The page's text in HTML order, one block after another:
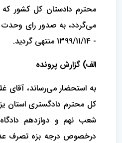
محترم دادستان ‌کل‌ کشور
- 1399/11/14 منتهی گردید.
الف) گزارش پرونده
به استحضار می‌رساند، آقای
کل محترم دادگستری استان
شعب نهم و دوازدهم
درخصوص درجه بزه تصرف